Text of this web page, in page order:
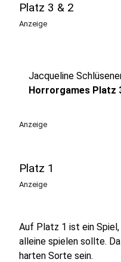
Platz 3 & 2
Anzeige
Jacqueline
Horrorgames Platz
Anzeige
Platz 1
Anzeige
Auf Platz 1 ist ein
alleine spielen sollte.
harten Sorte sein.